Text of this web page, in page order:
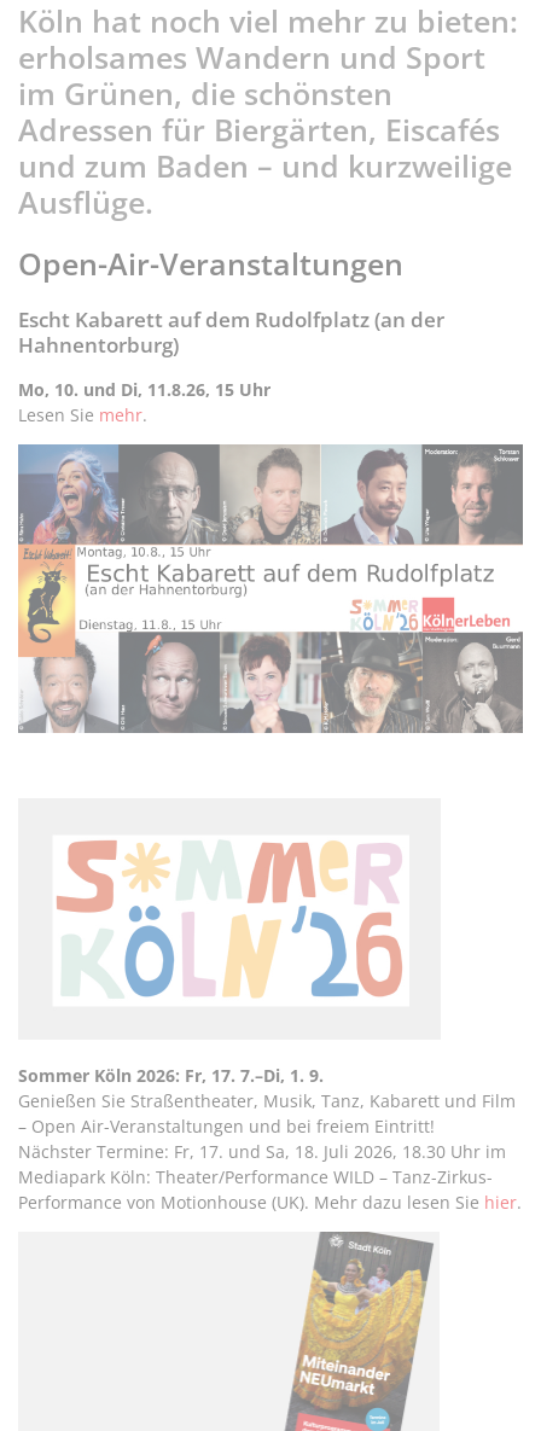
Köln hat noch viel mehr zu bieten:
erholsames Wandern und Sport
im Grünen, die schönsten
Adressen für Biergärten, Eiscafés
und zum Baden – und kurzweilige
Ausflüge.
Open-Air-Veranstaltungen
Escht Kabarett auf dem Rudolfplatz (an der
Hahnentorburg)
Mo, 10. und Di, 11.8.26, 15 Uhr
Lesen Sie mehr.
Sommer Köln 2026: Fr, 17. 7.–Di, 1. 9.
Genießen Sie Straßentheater, Musik, Tanz, Kabarett und Film
– Open Air-Veranstaltungen und bei freiem Eintritt!
Nächster Termine: Fr, 17. und Sa, 18. Juli 2026, 18.30 Uhr im
Mediapark Köln: Theater/Performance WILD – Tanz-Zirkus-
Performance von Motionhouse (UK). Mehr dazu lesen Sie hier.